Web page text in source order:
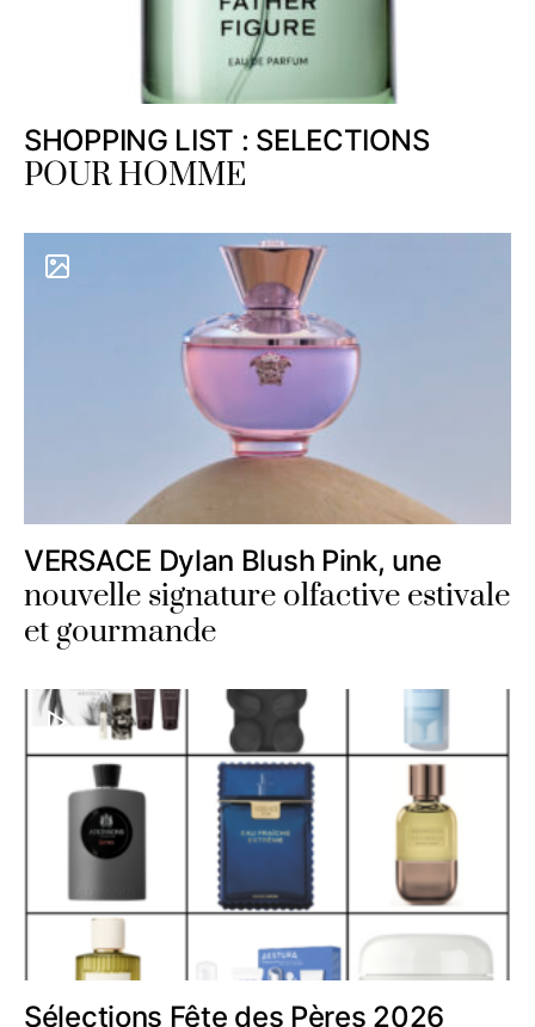
SHOPPING LIST : SELECTIONS
POUR HOMME
VERSACE Dylan Blush Pink, une
nouvelle signature olfactive estivale
et gourmande
Sélections Fête des Pères 2026